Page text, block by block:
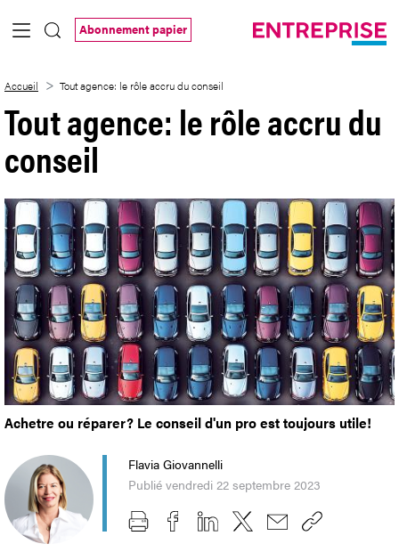
Saut au contenu principal
Abonnement papier
Accueil Tout agence: le rôle accru du conseil
Tout agence: le rôle accru du
conseil
Achetre ou réparer? Le conseil d'un pro est toujours utile!
Flavia Giovannelli
Publié vendredi 22 septembre 2023